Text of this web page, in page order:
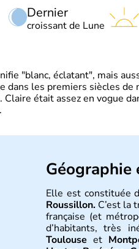
Dernier
croissant de Lune
"blanc, éclatant", mais
dans les premiers siècles de
était assez en vogue
Géographie
Elle est constituée
Roussillon. C’est la
française (et
d’habitants, très
Toulouse et